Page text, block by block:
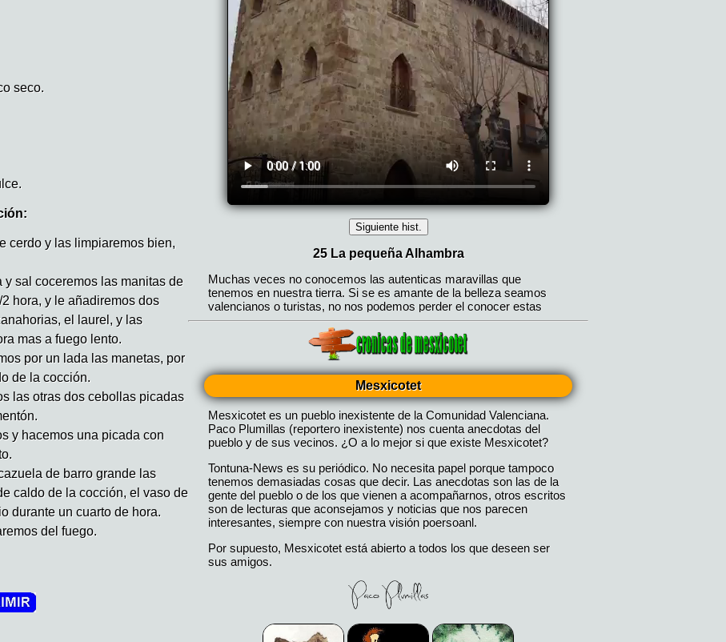
seco.
cerdo y las limpiaremos bien,
sal coceremos las manitas de
hora, y le añadiremos dos
el laurel, y las
mas a fuego lento.
por un lada las manetas, por
de la cocción.
las otras dos cebollas picadas
y hacemos una picada con
de barro grande las
caldo de la cocción, el vaso de
durante un cuarto de hora.
del fuego.
Mesxicotet
Mesxicotet es un pueblo inexistente de la Comunidad Valenciana.
Paco Plumillas (reportero inexistente) nos cuenta anecdotas del
pueblo y de sus vecinos. ¿O a lo mejor si que existe Mesxicotet?
Tontuna-News es su periódico. No necesita papel porque tampoco
tenemos demasiadas cosas que decir. Las anecdotas son las de la
gente del pueblo o de los que vienen a acompañarnos, otros escritos
son de lecturas que aconsejamos y noticias que nos parecen
interesantes, siempre con nuestra visión poersoanl.
Por supuesto, Mesxicotet está abierto a todos los que deseen ser
sus amigos.